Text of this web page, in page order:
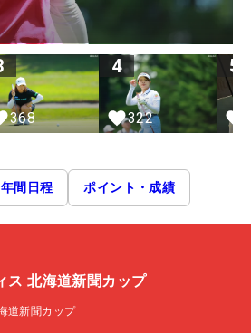
368
4
322
5
年間日程 ポイント・成績
ス 北海道新聞カップ
道新聞カップ